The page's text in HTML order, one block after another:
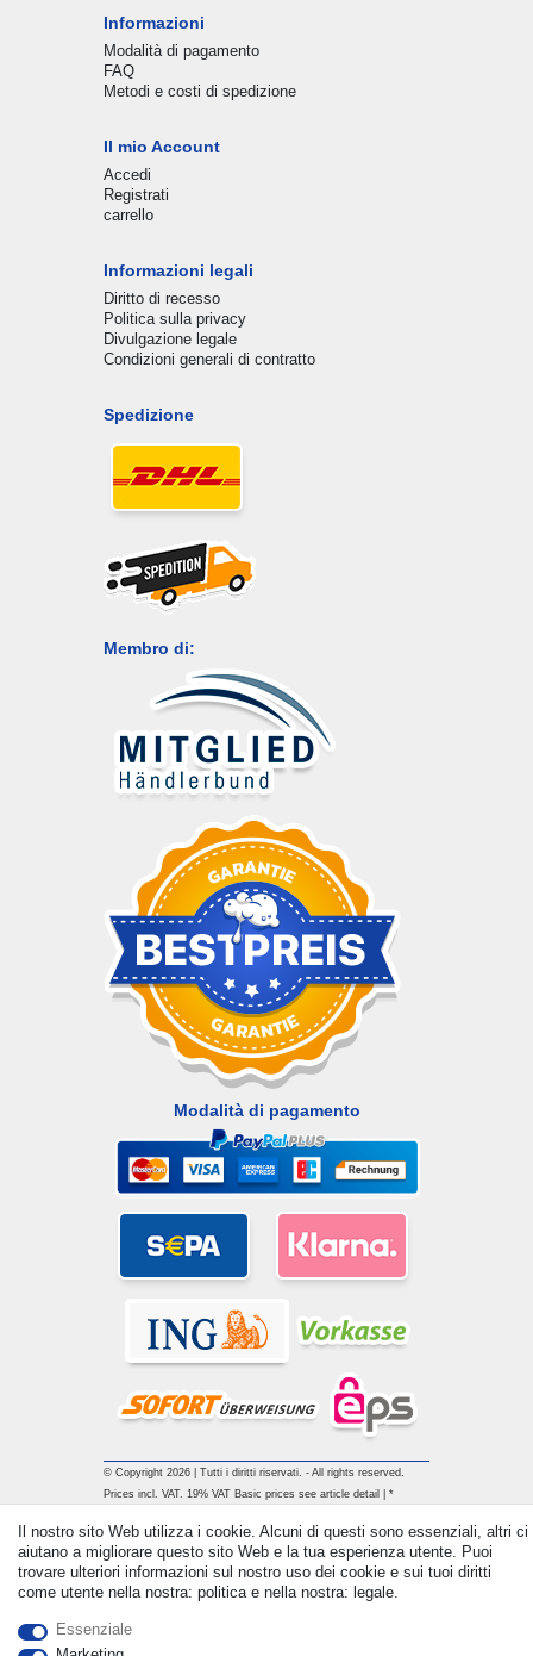
Informazioni
Modalità di pagamento
FAQ
Metodi e costi di spedizione
Il mio Account
Accedi
Registrati
carrello
Informazioni legali
Diritto di recesso
Politica sulla privacy
Divulgazione legale
Condizioni generali di contratto
Spedizione
Membro di:
Modalità di pagamento
© Copyright 2026 | Tutti i diritti riservati. - All rights reserved.
Prices incl. VAT. 19% VAT Basic prices see article detail | *
Il nostro sito Web utilizza i cookie. Alcuni di questi sono essenziali, altri ci
aiutano a migliorare questo sito Web e la tua esperienza utente. Puoi
trovare ulteriori informazioni sul nostro uso dei cookie e sui tuoi diritti
come utente nella nostra: politica e nella nostra: legale.
Essenziale
Withdraw from contract here Contatto